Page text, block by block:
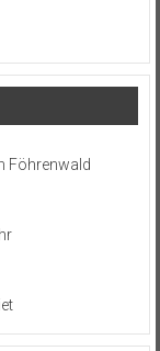
Föhrenwald